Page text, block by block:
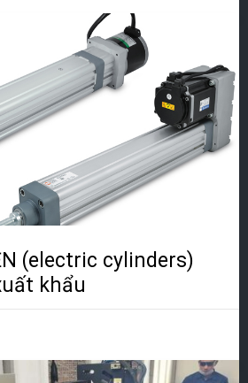
(electric cylinders)
khẩu